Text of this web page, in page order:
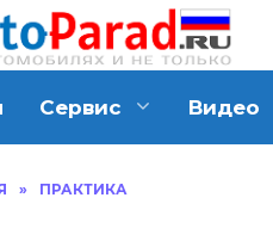
Сервис Видео
» ПРАКТИКА